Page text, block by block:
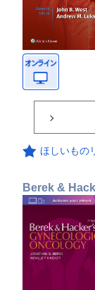
ほしいもの
Berek &